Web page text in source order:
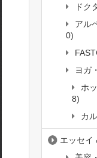
ドク
アル
0)
ヨガ
ホ
8)
カ
エッセイ